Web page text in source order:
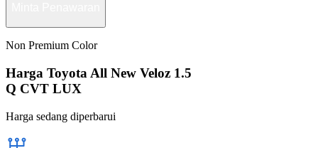
Non Premium Color
Harga Toyota All New Veloz 1.5
Q CVT LUX
Harga sedang diperbarui